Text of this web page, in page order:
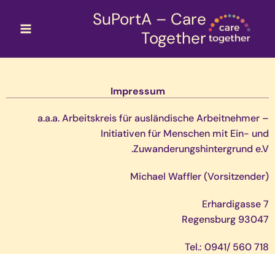
المحتوى
SuPortA – Care
Together
Impressum
a.a.a. Arbeitskreis für ausländische Arbeitnehmer –
Initiativen für Menschen mit Ein- und
Zuwanderungshintergrund e.V.
Michael Waffler (Vorsitzender)
Erhardigasse 7
93047 Regensburg
Tel.: 0941/ 560 718